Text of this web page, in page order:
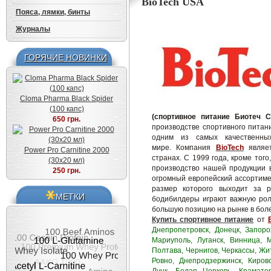
Пояса, лямки, бинты
Журналы
ГОРЯЧИЕ НОВИНКИ
Cloma Pharma Black Spider
(100 капс)
650 грн.
Power Pro Carnitine 2000
(30x20 мл)
250 грн.
МЕТКИ
(спортивное питание Биотеч
производстве спортивного
одним из самых
мире.
Компания BioTech
странах. С 1999 года, кроме
производство нашей
огромный европейский
размер которого выходит за
бодибилдеры играют важную
большую позицию на рынке в
Купить спортивное питание от
Днепропетровск, Донецк,
Мариуполь, Луганск, Винница,
Полтава, Чернигов, Черкассы,
Ровно, Днепродзержинск,